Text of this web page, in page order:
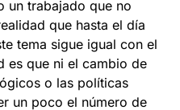
un trabajado que no
que hasta el día
tema sigue igual con el
es que ni el cambio de
o las políticas
un poco el número de